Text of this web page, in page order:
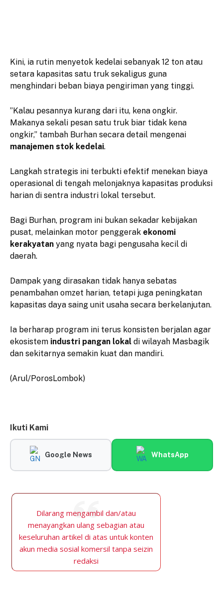
​Kini, ia rutin menyetok kedelai sebanyak 12 ton atau
setara kapasitas satu truk sekaligus guna
menghindari beban biaya pengiriman yang tinggi.
​”Kalau pesannya kurang dari itu, kena ongkir.
Makanya sekali pesan satu truk biar tidak kena
ongkir,” tambah Burhan secara detail mengenai
manajemen stok kedelai.
​Langkah strategis ini terbukti efektif menekan biaya
operasional di tengah melonjaknya kapasitas produksi
harian di sentra industri lokal tersebut.
​Bagi Burhan, program ini bukan sekadar kebijakan
pusat, melainkan motor penggerak ekonomi
kerakyatan yang nyata bagi pengusaha kecil di
daerah.
​Dampak yang dirasakan tidak hanya sebatas
penambahan omzet harian, tetapi juga peningkatan
kapasitas daya saing unit usaha secara berkelanjutan.
​Ia berharap program ini terus konsisten berjalan agar
ekosistem industri pangan lokal di wilayah Masbagik
dan sekitarnya semakin kuat dan mandiri.
(Arul/PorosLombok)
Ikuti Kami
Google News WhatsApp
Dilarang mengambil dan/atau
menayangkan ulang sebagian atau
keseluruhan artikel di atas untuk konten
akun media sosial komersil tanpa seizin
redaksi